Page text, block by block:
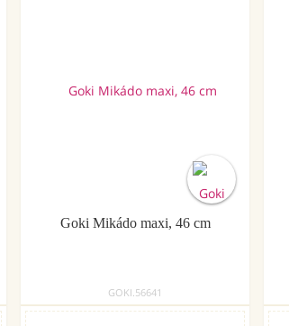
Goki Mikádo maxi, 46 cm
GOKI.56641